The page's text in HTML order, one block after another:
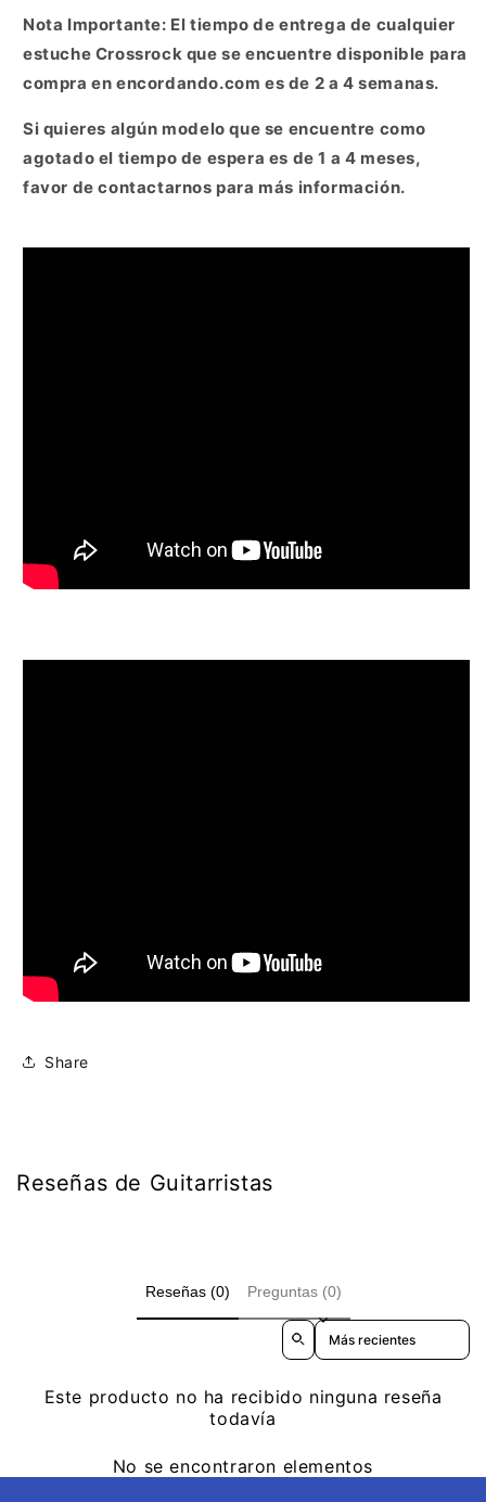
Nota Importante: El tiempo de entrega de cualquier
estuche Crossrock que se encuentre disponible para
compra en encordando.com es de 2 a 4 semanas.
Si quieres algún modelo que se encuentre como
agotado el tiempo de espera es de 1 a 4 meses,
favor de contactarnos para más información.
Share
Reseñas de Guitarristas
Reseñas (0) Preguntas (0)
Sort reviews by
Este producto no ha recibido ninguna reseña
todavía
No se encontraron elementos